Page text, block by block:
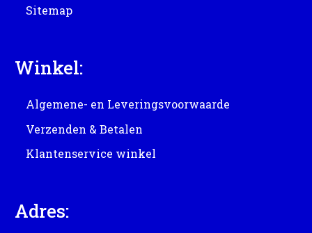
Sitemap
Winkel:
Algemene- en Leveringsvoorwaarde
Verzenden & Betalen
Klantenservice winkel
Adres: